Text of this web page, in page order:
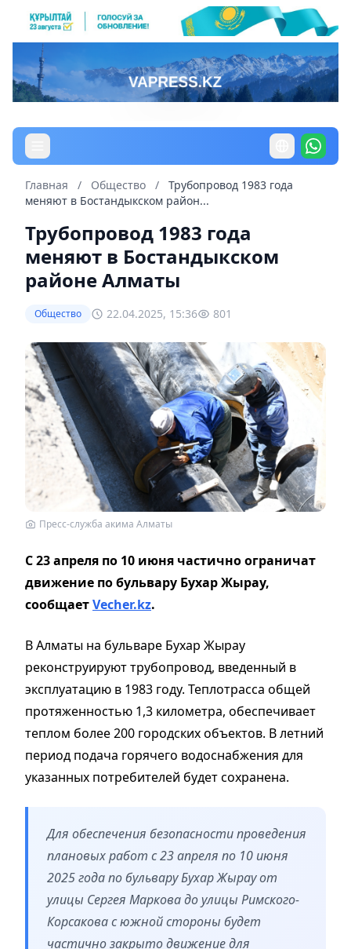
Главная / Общество /
Трубопровод 1983 года
меняют в Бостандыкском район...
Трубопровод 1983 года
меняют в Бостандыкском
районе Алматы
Общество 22.04.2025, 15:36 801
Пресс-служба акима Алматы
С 23 апреля по 10 июня частично ограничат
движение по бульвару Бухар Жырау,
сообщаетVecher.kz.
В Алматы на бульваре Бухар Жырау
реконструируют трубопровод, введенный в
эксплуатацию в 1983 году. Теплотрасса общей
протяженностью 1,3 километра, обеспечивает
теплом более 200 городских объектов. В летний
период подача горячего водоснабжения для
указанных потребителей будет сохранена.
Для обеспечения безопасности проведения
плановых работ с 23 апреля по 10 июня
2025 года по бульвару Бухар Жырау от
улицы Сергея Маркова до улицы Римского-
Корсакова с южной стороны будет
частично закрыто движение для